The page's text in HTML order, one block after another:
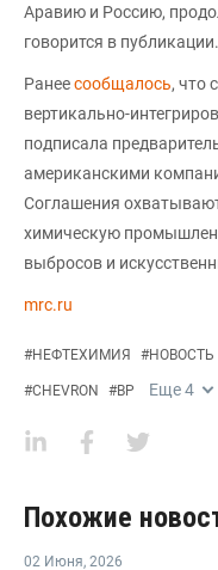
Аравию и Россию,
говорится в публикации.
Ранеесообщалось, что
вертикально-
подписала
американскими
Соглашения
химическую
выбросов и
mrc.ru
#НЕФТЕХИМИЯ #НОВОСТЬ
#CHEVRON #BP Еще4
Похожие
02 Июня, 2026